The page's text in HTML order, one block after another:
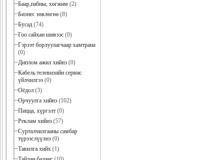
Баар,пабны, хөгжим (2)
Бизнес зөвлөгөө (8)
Бусад (74)
Гоо сайхан шивээс (0)
Гэрээт борлуулагчаар хамтрана
(0)
Диплом ажил хийнэ (0)
Кабель телевизийн сервис
үйлчилгээ (0)
Оёдол (3)
Орчуулга хийнэ (102)
Пицца, хүргэлт (0)
Реклам хийнэ (57)
Сурталчилгааны самбар
түрээслүүлнэ (0)
Тавилга хийх (1)